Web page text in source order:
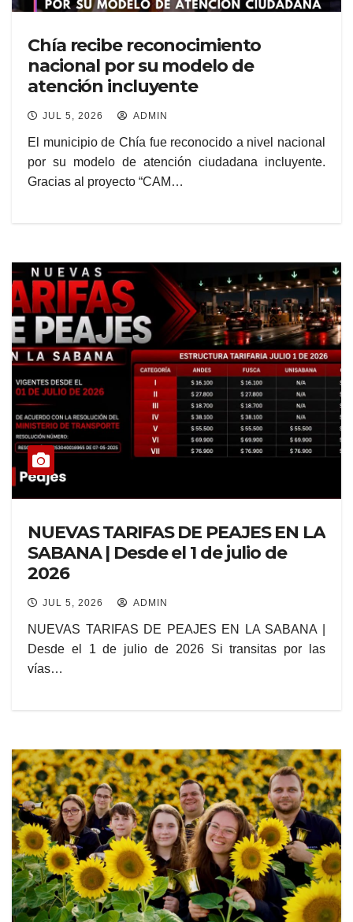
Chía recibe reconocimiento
nacional por su modelo de
atención incluyente
JUL 5, 2026 ADMIN
El municipio de Chía fue reconocido a nivel nacional
por su modelo de atención ciudadana incluyente.
Gracias al proyecto “CAM…
NUEVAS TARIFAS DE PEAJES EN LA
SABANA | Desde el 1 de julio de
2026
JUL 5, 2026 ADMIN
NUEVAS TARIFAS DE PEAJES EN LA SABANA |
Desde el 1 de julio de 2026 Si transitas por las
vías…